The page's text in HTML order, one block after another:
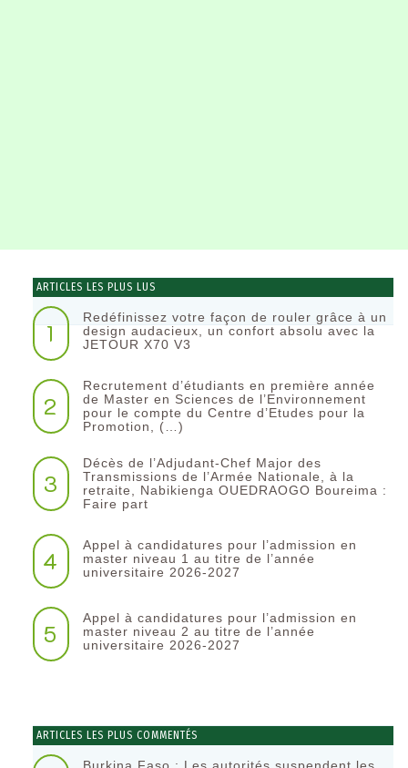
ARTICLES LES PLUS LUS
1
Redéfinissez votre façon de rouler grâce à un
design audacieux, un confort absolu avec la
JETOUR X70 V3
2
Recrutement d’étudiants en première année
de Master en Sciences de l’Environnement
pour le compte du Centre d’Etudes pour la
Promotion, (…)
3
Décès de l’Adjudant-Chef Major des
Transmissions de l’Armée Nationale, à la
retraite, Nabikienga OUEDRAOGO Boureima :
Faire part
4
Appel à candidatures pour l’admission en
master niveau 1 au titre de l’année
universitaire 2026-2027
5
Appel à candidatures pour l’admission en
master niveau 2 au titre de l’année
universitaire 2026-2027
ARTICLES LES PLUS COMMENTÉS